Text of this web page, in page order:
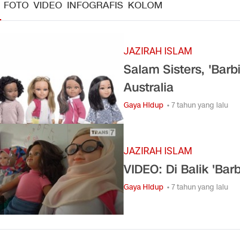
FOTO VIDEO INFOGRAFIS KOLOM
JAZIRAH ISLAM
Salam Sisters,
Australia
Gaya Hidup • 7 tahun yang lalu
JAZIRAH ISLAM
VIDEO: Di Balik
Gaya Hidup • 7 tahun yang lalu